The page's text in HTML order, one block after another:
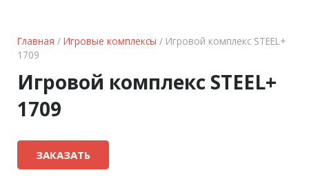
Главная / Игровые комплексы / Игровой комплекс STEEL+
1709
Игровой комплекс STEEL+
1709
ЗАКАЗАТЬ